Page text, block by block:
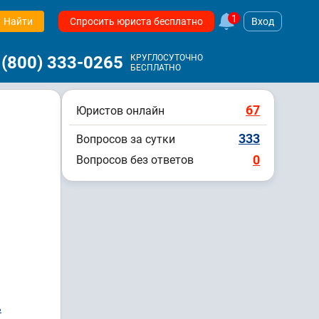
Найти Спросить юриста бесплатно 1 Вход
333-0265
КРУГЛОСУТОЧНО
БЕСПЛАТНО
Юристов онлайн 67
Вопросов за сутки 333
Вопросов без ответов 0